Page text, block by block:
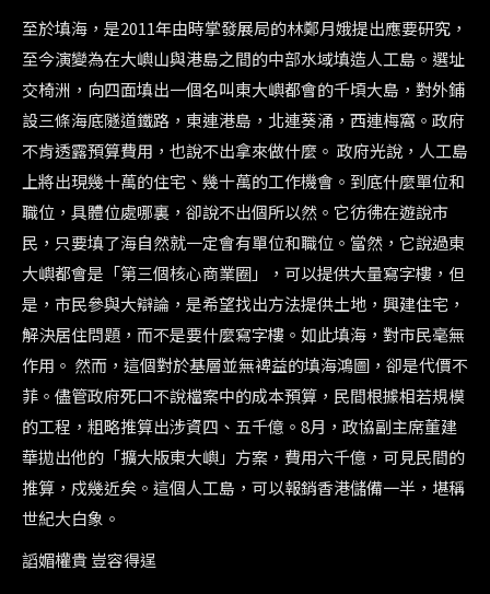
至於填海，是2011年由時掌發展局的林鄭月娥提出應要研究，
至今演變為在大嶼山與港島之間的中部水域填造人工島。選址
交椅洲，向四面填出一個名叫東大嶼都會的千頃大島，對外鋪
設三條海底隧道鐵路，東連港島，北連葵涌，西連梅窩。政府
不肯透露預算費用，也說不出拿來做什麼。 政府光說，人工島
上將出現幾十萬的住宅、幾十萬的工作機會。到底什麼單位和
職位，具體位處哪裏，卻說不出個所以然。它彷彿在遊說市
民，只要填了海自然就一定會有單位和職位。當然，它說過東
大嶼都會是「第三個核心商業圈」，可以提供大量寫字樓，但
是，市民參與大辯論，是希望找出方法提供土地，興建住宅，
解決居住問題，而不是要什麼寫字樓。如此填海，對市民毫無
作用。 然而，這個對於基層並無裨益的填海鴻圖，卻是代價不
菲。儘管政府死口不說檔案中的成本預算，民間根據相若規模
的工程，粗略推算出涉資四、五千億。8月，政協副主席董建
華拋出他的「擴大版東大嶼」方案，費用六千億，可見民間的
推算，戍幾近矣。這個人工島，可以報銷香港儲備一半，堪稱
世紀大白象。
謟媚權貴 豈容得逞